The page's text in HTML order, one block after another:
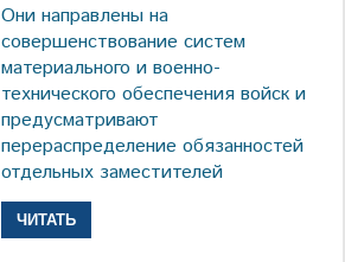
Они направлены на
совершенствование систем
материального и военно-
технического обеспечения войск и
предусматривают
перераспределение обязанностей
отдельных заместителей
ЧИТАТЬ